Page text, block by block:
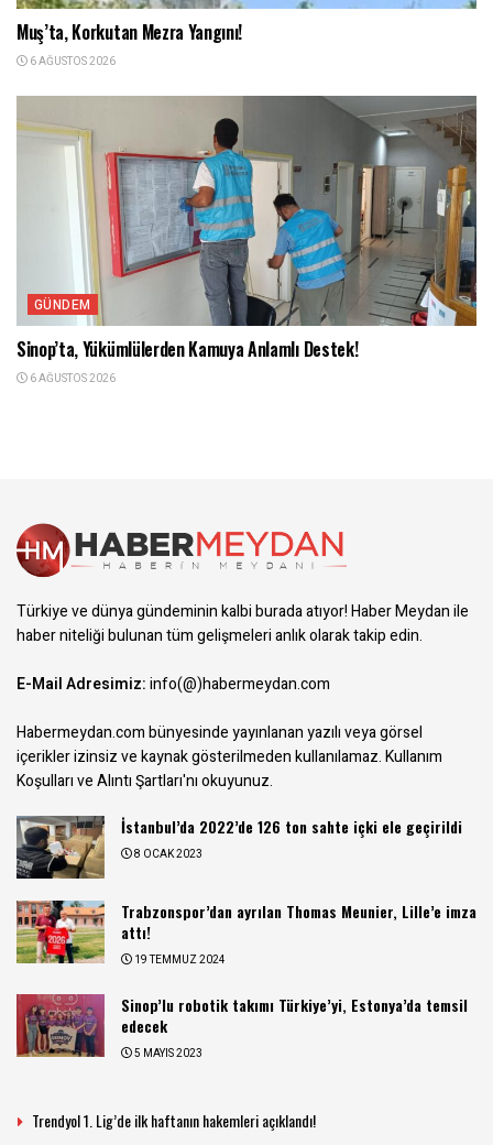
Muş’ta, Korkutan Mezra Yangını!
6 AĞUSTOS 2026
GÜNDEM
Sinop’ta, Yükümlülerden Kamuya Anlamlı Destek!
6 AĞUSTOS 2026
Türkiye ve dünya gündeminin kalbi burada atıyor! Haber Meydan ile
haber niteliği bulunan tüm gelişmeleri anlık olarak takip edin.
E-Mail Adresimiz:info(@)habermeydan.com
Habermeydan.com bünyesinde yayınlanan yazılı veya görsel
içerikler izinsiz ve kaynak gösterilmeden kullanılamaz.Kullanım
Koşulları ve Alıntı Şartları'nı okuyunuz.
İstanbul’da 2022’de 126 ton sahte içki ele geçirildi
8 OCAK 2023
Trabzonspor’dan ayrılan Thomas Meunier, Lille’e imza
attı!
19 TEMMUZ 2024
Sinop’lu robotik takımı Türkiye’yi, Estonya’da temsil
edecek
5 MAYIS 2023
Trendyol 1. Lig’de ilk haftanın hakemleri açıklandı!